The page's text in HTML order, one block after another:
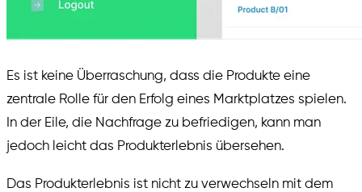
Es ist keine Überraschung, dass die Produkte eine
zentrale Rolle für den Erfolg eines Marktplatzes spielen.
In der Eile, die Nachfrage zu befriedigen, kann man
jedoch leicht das Produkterlebnis übersehen.
Das Produkterlebnis ist nicht zu verwechseln mit dem